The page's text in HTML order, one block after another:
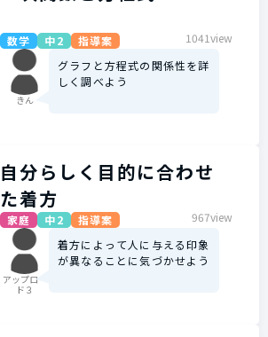
数学 中2 指導案 1041view
きん
グラフと方程式の関係性を詳
しく調べよう
自分らしく目的に合わせ
た着方
家庭 中2 指導案 967view
アップロー
ド３
着方によって人に与える印象
が異なることに気づかせよう